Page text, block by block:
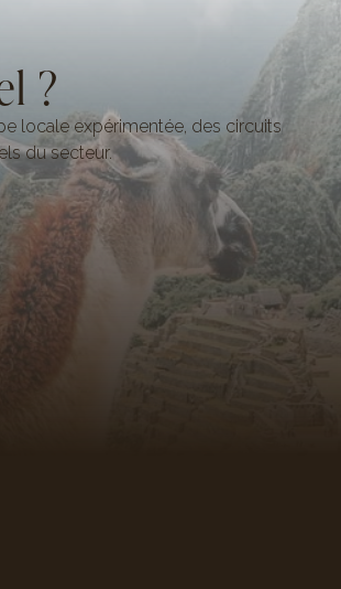
?
locale expérimentée, des circuits
du secteur.